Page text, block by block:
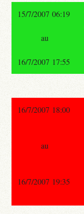
15/7/2007 06:19
au
16/7/2007 17:55
16/7/2007 18:00
au
16/7/2007 19:35